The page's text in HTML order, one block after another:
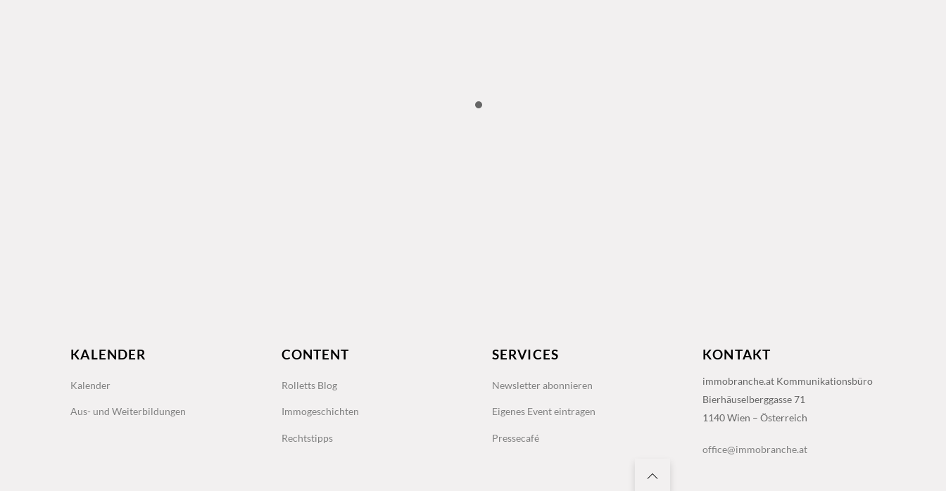
KALENDER
Kalender
Aus- und Weiterbildungen
CONTENT
Rolletts Blog
Immogeschichten
Rechtstipps
SERVICES
Newsletter abonnieren
Eigenes Event eintragen
Pressecafé
KONTAKT
immobranche.at Kommunikationsbüro
Bierhäuselberggasse 71
1140 Wien – Österreich
office@immobranche.at